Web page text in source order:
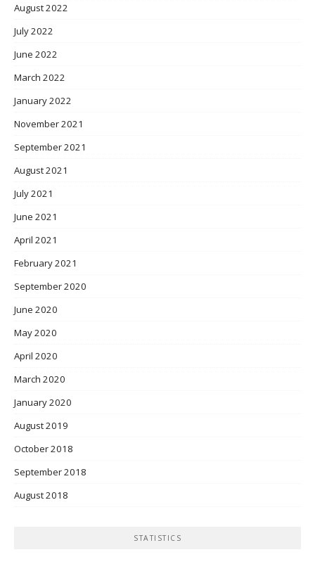
August 2022
July 2022
June 2022
March 2022
January 2022
November 2021
September 2021
August 2021
July 2021
June 2021
April 2021
February 2021
September 2020
June 2020
May 2020
April 2020
March 2020
January 2020
August 2019
October 2018
September 2018
August 2018
STATISTICS